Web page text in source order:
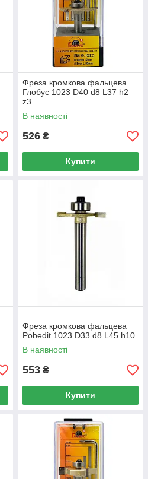
Фреза кромкова фальцева
Глобус 1023 D40 d8 L37 h2
z3
В наявності
526 ₴
Купити
Фреза кромкова фальцева
Pobedit 1023 D33 d8 L45 h10
В наявності
553 ₴
Купити